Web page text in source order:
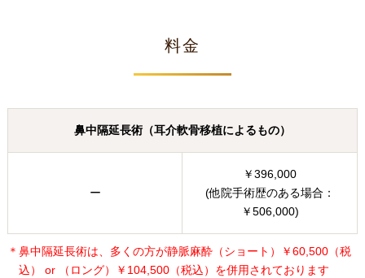
料金
鼻中隔延長術（耳介軟骨移植によるもの）
ー
￥396,000
(他院手術歴のある場合：
￥506,000)
＊鼻中隔延長術は、多くの方が静脈麻酔（ショート）￥60,500（税
込） or （ロング）￥104,500（税込）を併用されております